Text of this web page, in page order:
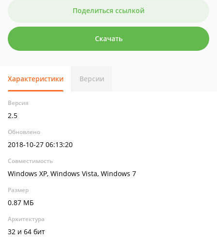
Поделиться ссылкой
Скачать
Характеристики Версии
Версия
2.5
Обновлено
2018-10-27 06:13:20
Совместимость
Windows XP, Windows Vista, Windows 7
Размер
0.87 МБ
Архитектура
32 и 64 бит